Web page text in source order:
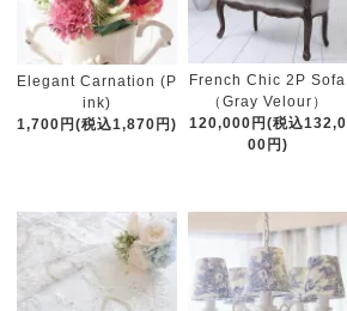
Elegant Carnation (P
ink)
1,700円(税込1,870円)
French Chic 2P Sofa
（Gray Velour）
120,000円(税込132,0
00円)